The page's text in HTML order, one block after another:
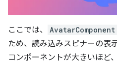
ここでは、 AvatarComponent
ため、読み込みスピナーの表
コンポーネントが大きいほど